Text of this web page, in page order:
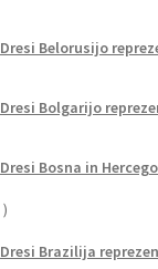
Dresi Belorusijo
Dresi Bolgarijo
Dresi Bosna in
20
Dresi Brazilija